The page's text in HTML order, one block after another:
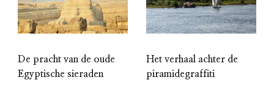
De pracht van de oude
Egyptische sieraden
Het verhaal achter de
piramidegraffiti